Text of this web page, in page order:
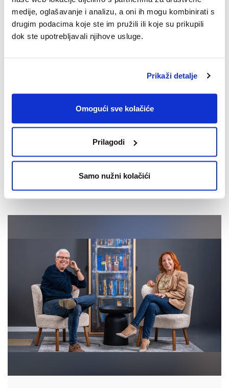
medije, oglašavanje i analizu, a oni ih mogu kombinirati s
drugim podacima koje ste im pružili ili koje su prikupili
dok ste upotrebljavali njihove usluge.
Prikaži detalje
Omogući sve kolačiće
Prilagodi
Samo nužni kolačići
NOVOSTI